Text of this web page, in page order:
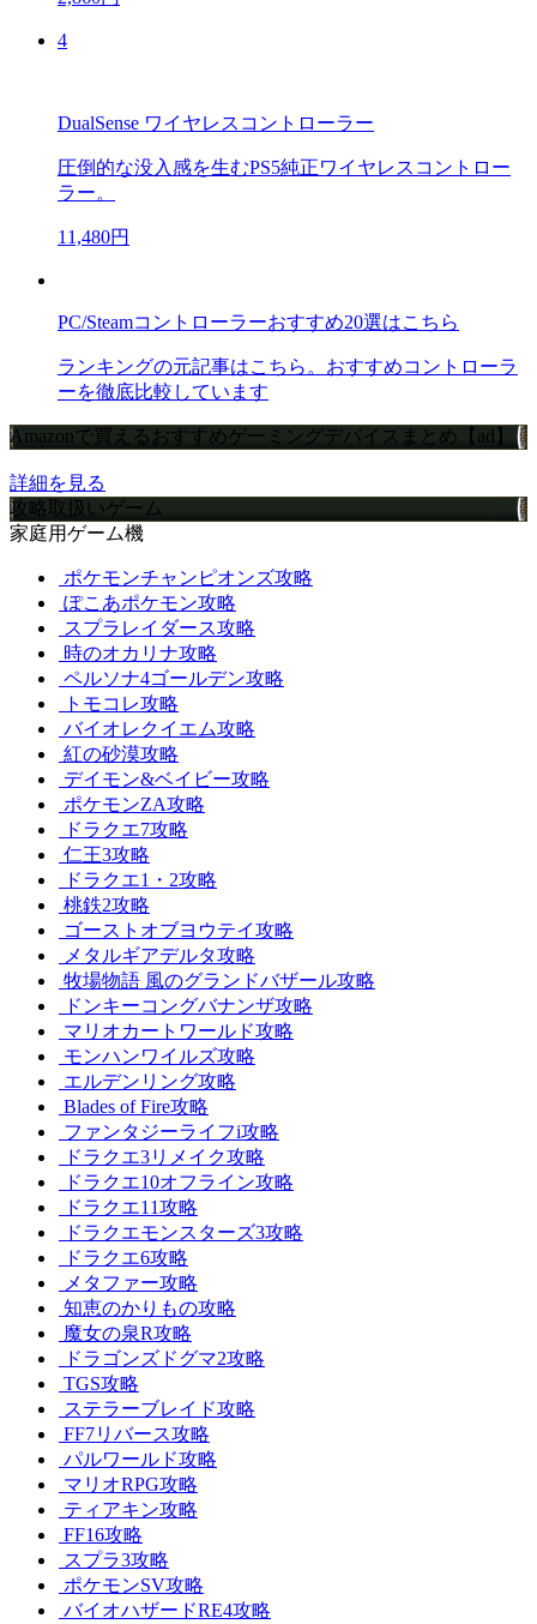
4
DualSense ワイヤレスコントローラー
圧倒的な没入感を生むPS5純正ワイヤレスコントロー
ラー。
11,480円
PC/Steamコントローラーおすすめ20選はこちら
ランキングの元記事はこちら。おすすめコントローラ
ーを徹底比較しています
Amazonで買えるおすすめゲーミングデバイスまとめ【ad】
詳細を見る
攻略取扱いゲーム
家庭用ゲーム機
ポケモンチャンピオンズ攻略
ぽこあポケモン攻略
スプラレイダース攻略
時のオカリナ攻略
ペルソナ4ゴールデン攻略
トモコレ攻略
バイオレクイエム攻略
紅の砂漠攻略
デイモン&ベイビー攻略
ポケモンZA攻略
ドラクエ7攻略
仁王3攻略
ドラクエ1・2攻略
桃鉄2攻略
ゴーストオブヨウテイ攻略
メタルギアデルタ攻略
牧場物語 風のグランドバザール攻略
ドンキーコングバナンザ攻略
マリオカートワールド攻略
モンハンワイルズ攻略
エルデンリング攻略
Blades of Fire攻略
ファンタジーライフi攻略
ドラクエ3リメイク攻略
ドラクエ10オフライン攻略
ドラクエ11攻略
ドラクエモンスターズ3攻略
ドラクエ6攻略
メタファー攻略
知恵のかりもの攻略
魔女の泉R攻略
ドラゴンズドグマ2攻略
TGS攻略
ステラーブレイド攻略
FF7リバース攻略
パルワールド攻略
マリオRPG攻略
ティアキン攻略
FF16攻略
スプラ3攻略
ポケモンSV攻略
バイオハザードRE4攻略